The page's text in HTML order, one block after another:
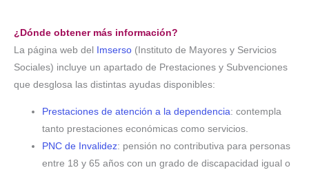
¿Dónde obtener más información?
La página web del
Imserso (Instituto de Mayores y Servicios
Sociales) incluye un apartado de Prestaciones y Subvenciones
que desglosa las distintas ayudas disponibles:
Prestaciones de atención a la dependencia: contempla
tanto prestaciones económicas como servicios.
PNC de Invalidez: pensión no contributiva para personas
entre 18 y 65 años con un grado de discapacidad igual o